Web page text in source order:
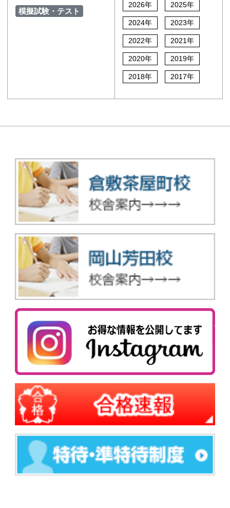
模擬試験・テスト
2026年 2025年
2024年 2023年
2022年 2021年
2020年 2019年
2018年 2017年